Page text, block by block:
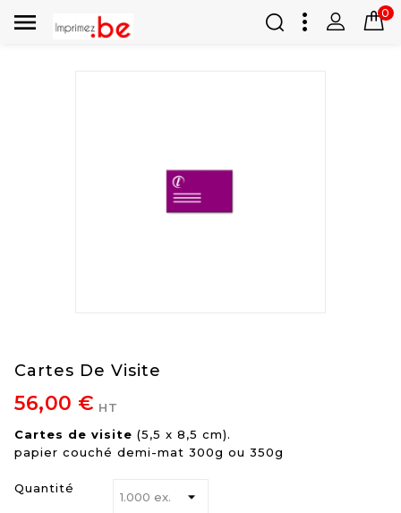
 0
Cartes De Visite
56,00 € HT
Cartes de visite (5,5 x 8,5 cm).
papier couché demi-mat 300g ou 350g
Quantité